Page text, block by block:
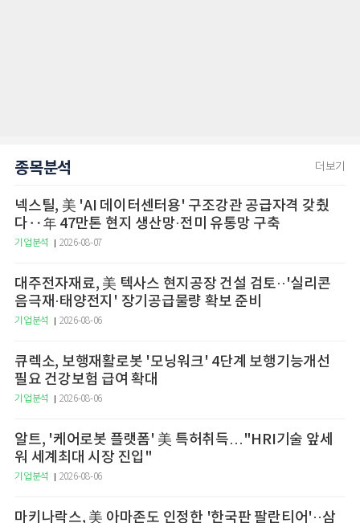
종목분석 더보기
넥스틸, 美 'AI 데이터센터용' 구조강관 공급자격 갖췄
다‥年 47만톤 현지 생산망·전미 유통망 구축
기업분석 2026-08-07
대주전자재료, 美 텍사스 현지공장 건설 검토··'실리콘
음극재·태양전지' 장기공급물량 확보 준비
기업분석 2026-08-06
큐렉소, 보행재활로봇 '모닝워크' 4단계 보행기능개선
필요 건강보험 급여 확대
기업분석 2026-08-06
알트, '케어로봇 플랫폼' 美 특허취득…"HRI기술 앞세
워 세계최대 시장 진입"
기업분석 2026-08-06
마키나락스, 美 아마존도 인정한 '한국판 팔란티어'··삼